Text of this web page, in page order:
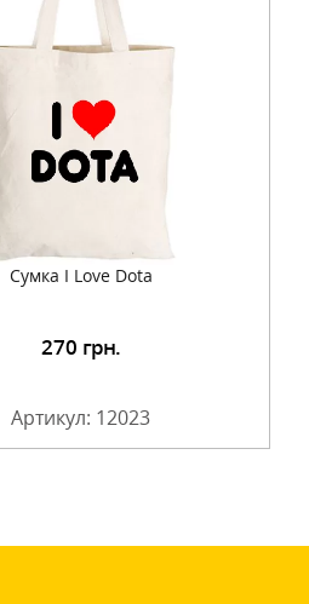
Сумка I Love Dota
270 грн.
Артикул: 12023